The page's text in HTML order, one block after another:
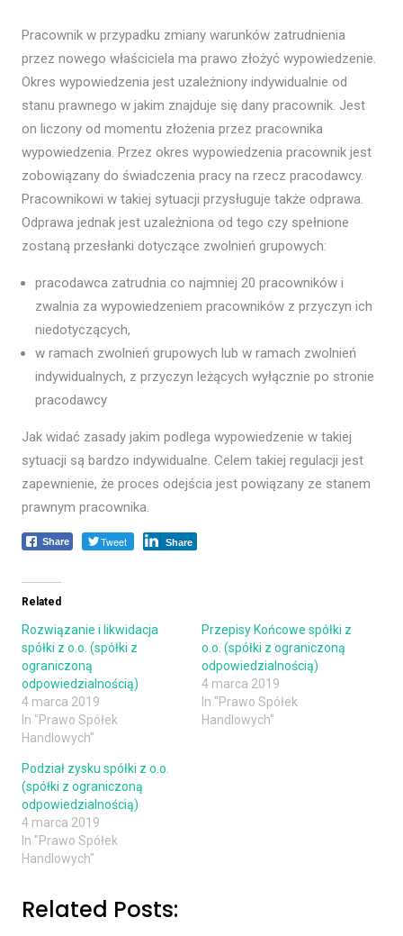
Pracownik w przypadku zmiany warunków zatrudnienia
przez nowego właściciela ma prawo złożyć wypowiedzenie.
Okres wypowiedzenia jest uzależniony indywidualnie od
stanu prawnego w jakim znajduje się dany pracownik. Jest
on liczony od momentu złożenia przez pracownika
wypowiedzenia. Przez okres wypowiedzenia pracownik jest
zobowiązany do świadczenia pracy na rzecz pracodawcy.
Pracownikowi w takiej sytuacji przysługuje także odprawa.
Odprawa jednak jest uzależniona od tego czy spełnione
zostaną przesłanki dotyczące zwolnień grupowych:
pracodawca zatrudnia co najmniej 20 pracowników i
zwalnia za wypowiedzeniem pracowników z przyczyn ich
niedotyczących,
w ramach zwolnień grupowych lub w ramach zwolnień
indywidualnych, z przyczyn leżących wyłącznie po stronie
pracodawcy
Jak widać zasady jakim podlega wypowiedzenie w takiej
sytuacji są bardzo indywidualne. Celem takiej regulacji jest
zapewnienie, że proces odejścia jest powiązany ze stanem
prawnym pracownika.
Share Tweet Share
Related
Rozwiązanie i likwidacja
spółki z o.o. (spółki z
ograniczoną
odpowiedzialnością)
4 marca 2019
In "Prawo Spółek
Handlowych"
Przepisy Końcowe spółki z
o.o. (spółki z ograniczoną
odpowiedzialnością)
4 marca 2019
In "Prawo Spółek
Handlowych"
Podział zysku spółki z o.o.
(spółki z ograniczoną
odpowiedzialnością)
4 marca 2019
In "Prawo Spółek
Handlowych"
Related Posts: